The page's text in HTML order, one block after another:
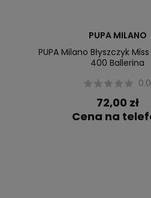
PUPA MILANO
PUPA Milano Błyszczyk Miss
400 Ballerina
0.0
72,00 zł
Cena na